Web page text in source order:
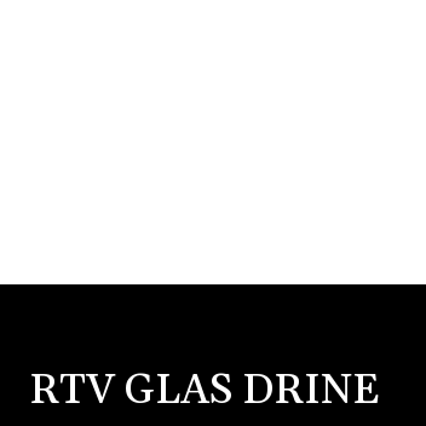
RTV GLAS DRINE